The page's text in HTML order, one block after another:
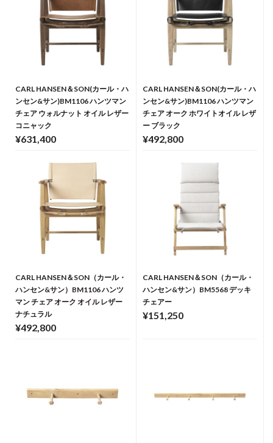
CARL HANSEN＆SON(カール・ハ
ンセン&サン)BM1106 ハンツマン
チェア ウォルナット オイル レザー
コニャック
¥631,400
CARL HANSEN＆SON(カール・ハ
ンセン&サン)BM1106 ハンツマン
チェア オーク ホワイトオイル レザ
ー ブラック
¥492,800
CARL HANSEN＆SON（カール・
ハンセン&サン）BM1106 ハンツ
マン チェア オーク オイル レザー
ナチュラル
¥492,800
CARL HANSEN＆SON（カール・
ハンセン&サン）BM5568 デッキ
チェアー
¥151,250